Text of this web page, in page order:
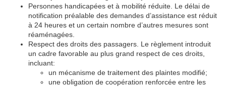
Personnes handicapées et à mobilité réduite. Le délai de
notification préalable des demandes d’assistance est réduit
à 24 heures et un certain nombre d’autres mesures sont
réaménagées.
Respect des droits des passagers. Le règlement introduit
un cadre favorable au plus grand respect de ces droits,
incluant:
un mécanisme de traitement des plaintes modifié;
une obligation de coopération renforcée entre les